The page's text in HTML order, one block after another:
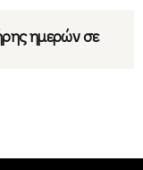
ημερών σε